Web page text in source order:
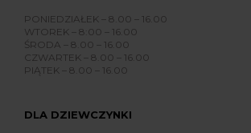
PONIEDZIAŁEK – 8.00 – 16.00
WTOREK – 8:00 – 16.00
ŚRODA – 8.00 – 16.00
CZWARTEK – 8.00 – 16.00
PIĄTEK – 8.00 – 16.00
DLA DZIEWCZYNKI